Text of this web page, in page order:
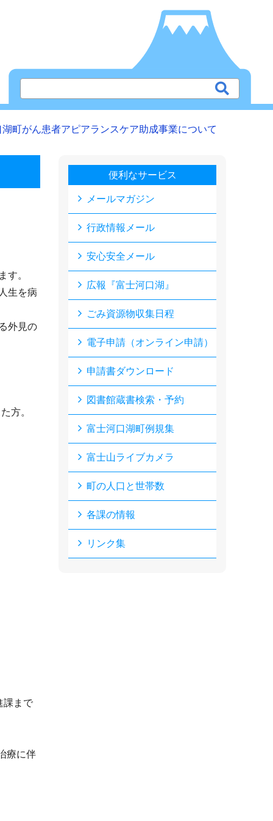
町がん患者アピアランスケア助成事業について
す。
生を病
外見の
方。
課まで
療に伴
便利なサービス
メールマガジン
行政情報メール
安心安全メール
広報『富士河口湖』
ごみ資源物収集日程
電子申請（オンライン申請）
申請書ダウンロード
図書館蔵書検索・予約
富士河口湖町例規集
富士山ライブカメラ
町の人口と世帯数
各課の情報
リンク集